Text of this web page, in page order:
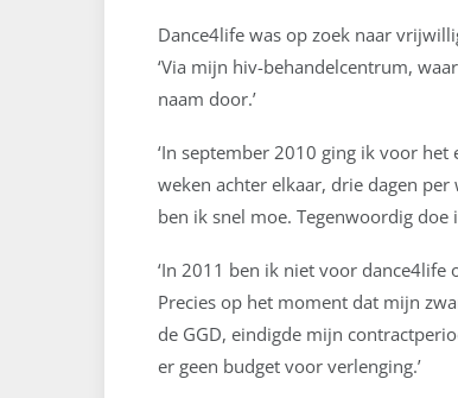
Dance4life was op zoek naar
‘Via mijn hiv-behandelcentrum,
naam door.’
‘In september 2010 ging ik voor
weken achter elkaar, drie dagen
ben ik snel moe. Tegenwoordig doe
‘In 2011 ben ik niet voor
Precies op het moment dat mijn
de GGD, eindigde mijn
er geen budget voor verlenging.’